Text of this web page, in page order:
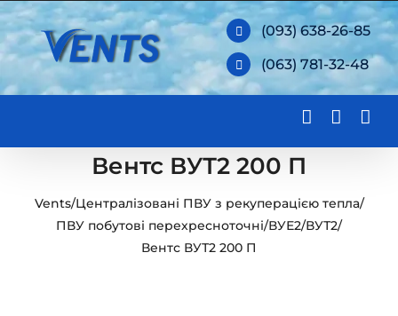
Skip
to
content
(093) 638-26-85
(063) 781-32-48
Вентс ВУТ2 200 П
Vents/Централізовані ПВУ з рекуперацією тепла/
ПВУ побутові перехресноточні/ВУЕ2/ВУТ2/
Вентс ВУТ2 200 П